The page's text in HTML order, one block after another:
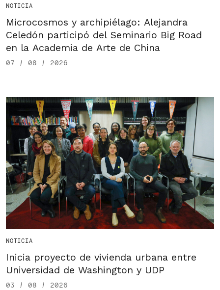
NOTICIA
Microcosmos y archipiélago: Alejandra
Celedón participó del Seminario Big Road
en la Academia de Arte de China
07 / 08 / 2026
NOTICIA
Inicia proyecto de vivienda urbana entre
Universidad de Washington y UDP
03 / 08 / 2026